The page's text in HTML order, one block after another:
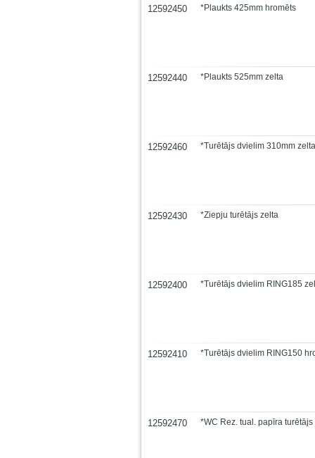
12592450 *Plaukts 425mm hromēts
12592440 *Plaukts 525mm zelta
12592460 *Turētājs dvielim 310mm zelta
12592430 *Ziepju turētājs zelta
12592400 *Turētājs dvielim RING185
12592410 *Turētājs dvielim RING150
12592470 *WC Rez. tual. papīra turētājs